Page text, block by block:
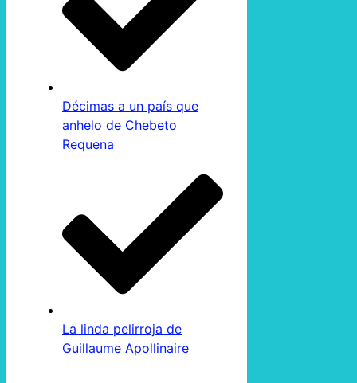
Décimas a un país que
anhelo de Chebeto
Requena
La linda pelirroja de
Guillaume Apollinaire